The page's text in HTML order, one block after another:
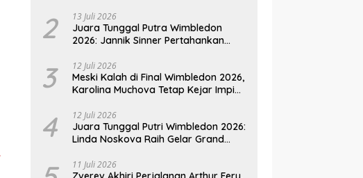
2 13 Juli 2026
Juara Tunggal Putra Wimbledon
2026: Jannik Sinner Pertahankan
Zverev
3 12 Juli 2026
Meski Kalah di Final Wimbledon 2026,
Karolina Muchova Tetap Kejar Impian
4 12 Juli 2026
Juara Tunggal Putri Wimbledon 2026:
Linda Noskova Raih Gelar Grand
11 Juli 2026